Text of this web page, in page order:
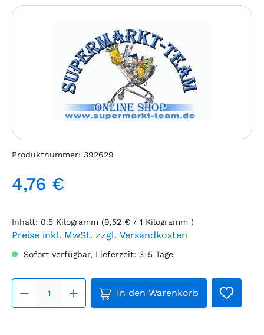
Bildergalerie überspringen
Produktnummer: 392629
Regulärer Preis:
4,76 €
Inhalt: 0.5 Kilogramm (9,52 € / 1 Kilogramm )
Preise inkl. MwSt. zzgl. Versandkosten
Sofort verfügbar, Lieferzeit: 3-5 Tage
Produkt Anzahl: Gib den
In den Warenkorb